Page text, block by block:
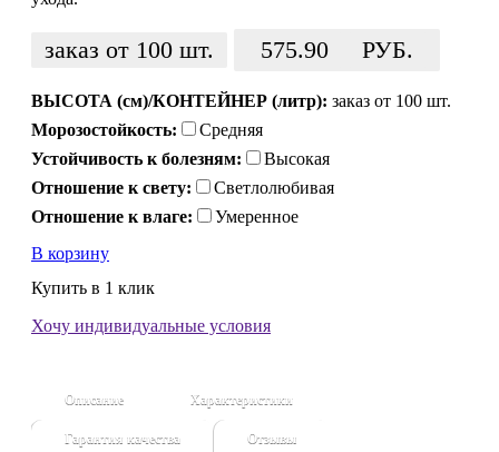
заказ от 100 шт. 575.90 РУБ.
ВЫСОТА (см)/КОНТЕЙНЕР (литр): заказ от 100 шт.
Морозостойкость:
Средняя
Устойчивость к болезням:
Высокая
Отношение к свету:
Светлолюбивая
Отношение к влаге:
Умеренное
В корзину
Купить в 1 клик
Хочу индивидуальные условия
Описание Характеристики
Гарантия качества Отзывы